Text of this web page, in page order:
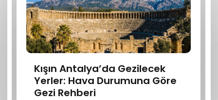
Kışın Antalya’da Gezilecek
Yerler: Hava Durumuna Göre
Gezi Rehberi